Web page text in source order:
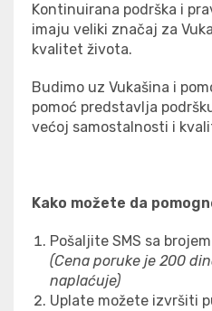
Kontinuirana podrška i
imaju veliki značaj za
kvalitet života.
Budimo uz Vukašina i
pomoć predstavlja
većoj samostalnosti i
Kako možete da
Pošaljite SMS sa brojem
(Cena poruke je 200
naplaćuje)
Uplate možete izvršiti